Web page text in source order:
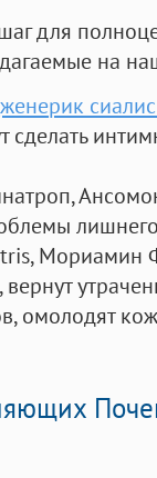
для
на
сделать
Мориамин
омолодят